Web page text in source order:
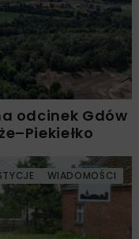
odcinek Gdów
WIADOMOŚCI